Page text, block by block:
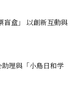
盒」 以創新互動與
理與「小島日和学